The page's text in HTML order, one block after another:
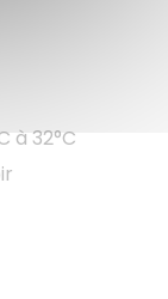
à 32°C